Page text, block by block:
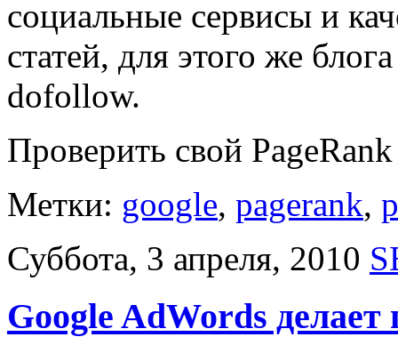
социальные сервисы и
статей, для этого же
dofollow.
Проверить свой
Метки: google, pagerank,
Суббота, 3 апреля, 2010
Google AdWords делает